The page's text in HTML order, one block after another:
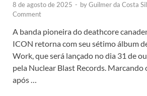
8 de agosto de 2025 - byGuilmer da Costa
Comment
A banda pioneira do deathcore
ICON retorna com seu sétimo álbum
Work, que será lançado no dia 31 de
pela Nuclear Blast Records.
após …